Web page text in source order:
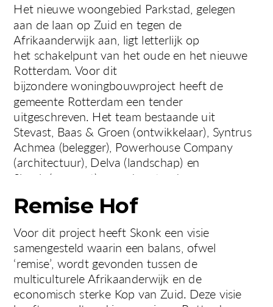
Het nieuwe woongebied Parkstad, gelegen
aan de laan op Zuid en tegen de
Afrikaanderwijk aan, ligt letterlijk op
het schakelpunt van het oude en het nieuwe
Rotterdam. Voor dit
bijzondere woningbouwproject heeft de
gemeente Rotterdam een tender
uitgeschreven. Het team bestaande uit
Stevast, Baas & Groen (ontwikkelaar), Syntrus
Achmea (belegger), Powerhouse Company
(architectuur), Delva (landschap) en
Skonk (concept) won deze tender.
Remise Hof
Voor dit project heeft Skonk een visie
samengesteld waarin een balans, ofwel
‘remise’, wordt gevonden tussen de
multiculturele Afrikaanderwijk en de
economisch sterke Kop van Zuid. Deze visie